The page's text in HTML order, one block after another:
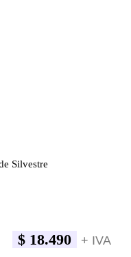
Silvestre
$ 18.490 + IVA